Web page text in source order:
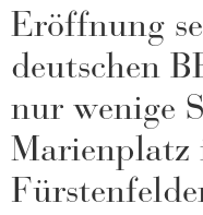
Eröffnung
deutschen
nur wenige
Marienplatz